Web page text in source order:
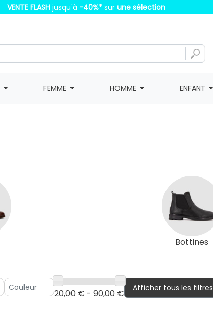
VENTE FLASH jusqu'à -40%* sur une sélection
FEMME HOMME ENFANT
Bottines
20,00 € - 90,00 €
Afficher tous les filtres